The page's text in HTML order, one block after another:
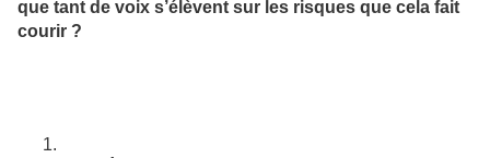
que tant de voix s’élèvent sur les risques que cela fait
courir ?